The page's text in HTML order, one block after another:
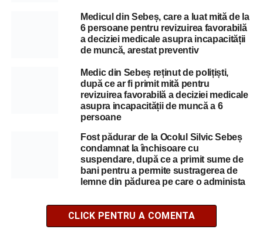
Medicul din Sebeș, care a luat mită de la
6 persoane pentru revizuirea favorabilă
a deciziei medicale asupra incapacității
de muncă, arestat preventiv
Medic din Sebeș reținut de polițiști,
după ce ar fi primit mită pentru
revizuirea favorabilă a deciziei medicale
asupra incapacității de muncă a 6
persoane
Fost pădurar de la Ocolul Silvic Sebeș
condamnat la închisoare cu
suspendare, după ce a primit sume de
bani pentru a permite sustragerea de
lemne din pădurea pe care o administa
CLICK PENTRU A COMENTA